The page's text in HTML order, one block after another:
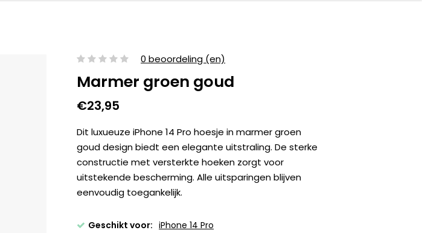
0 beoordeling (en)
Marmer groen goud
€23,95
Dit luxueuze iPhone 14 Pro hoesje in marmer groen
goud design biedt een elegante uitstraling. De sterke
constructie met versterkte hoeken zorgt voor
uitstekende bescherming. Alle uitsparingen blijven
eenvoudig toegankelijk.
Geschikt voor: iPhone 14 Pro